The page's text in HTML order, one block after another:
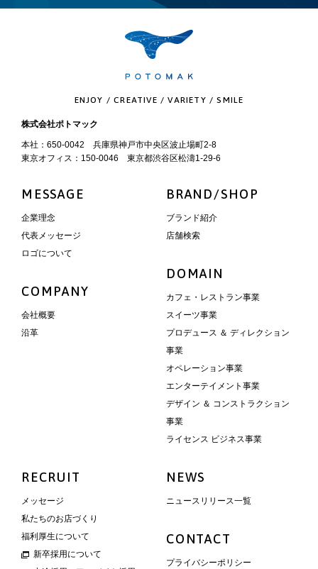
ENJOY / CREATIVE / VARIETY / SMILE
株式会社ポトマック
本社：650-0042 兵庫県神戸市中央区波止場町2-8
東京オフィス：150-0046 東京都渋谷区松濤1-29-6
MESSAGE
企業理念
代表メッセージ
ロゴについて
COMPANY
会社概要
沿革
BRAND/SHOP
ブランド紹介
店舗検索
DOMAIN
カフェ・レストラン事業
スイーツ事業
プロデュース ＆ ディレクション
事業
オペレーション事業
エンターテイメント事業
デザイン ＆ コンストラクション
事業
ライセンス ビジネス事業
RECRUIT
メッセージ
私たちのお店づくり
福利厚生について
新卒採用について
NEWS
ニュースリリース一覧
CONTACT
プライバシーポリシー